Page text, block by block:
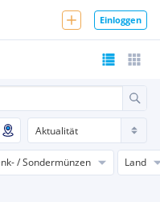
Einloggen
/ Sondermünzen Land